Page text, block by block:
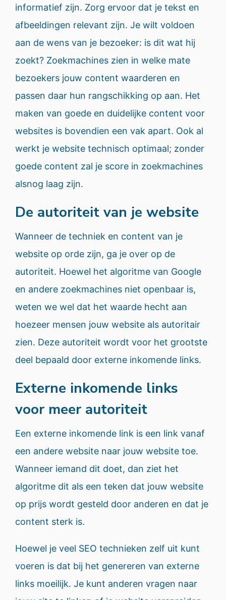
informatief zijn. Zorg ervoor dat je tekst en
afbeeldingen relevant zijn. Je wilt voldoen
aan de wens van je bezoeker: is dit wat hij
zoekt? Zoekmachines zien in welke mate
bezoekers jouw content waarderen en
passen daar hun rangschikking op aan. Het
maken van goede en duidelijke content voor
websites is bovendien een vak apart. Ook al
werkt je website technisch optimaal; zonder
goede content zal je score in zoekmachines
alsnog laag zijn.
De autoriteit van je website
Wanneer de techniek en content van je
website op orde zijn, ga je over op de
autoriteit. Hoewel het algoritme van Google
en andere zoekmachines niet openbaar is,
weten we wel dat het waarde hecht aan
hoezeer mensen jouw website als autoritair
zien. Deze autoriteit wordt voor het grootste
deel bepaald door externe inkomende links.
Externe inkomende links
voor meer autoriteit
Een externe inkomende link is een link vanaf
een andere website naar jouw website toe.
Wanneer iemand dit doet, dan ziet het
algoritme dit als een teken dat jouw website
op prijs wordt gesteld door anderen en dat je
content sterk is.
Hoewel je veel SEO technieken zelf uit kunt
voeren is dat bij het genereren van externe
links moeilijk. Je kunt anderen vragen naar